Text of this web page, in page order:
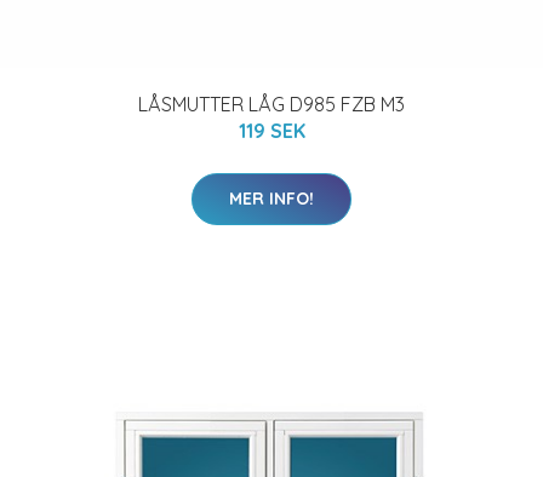
LÅSMUTTER LÅG D985 FZB M3
119 SEK
MER INFO!